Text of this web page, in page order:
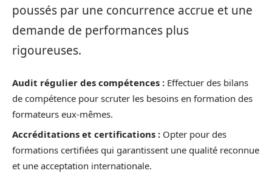
poussés par une concurrence accrue et une
demande de performances plus
rigoureuses.
Audit régulier des compétences : Effectuer des bilans
de compétence pour scruter les besoins en formation des
formateurs eux-mêmes.
Accréditations et certifications : Opter pour des
formations certifiées qui garantissent une qualité reconnue
et une acceptation internationale.